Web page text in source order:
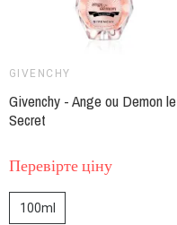
GIVENCHY
Givenchy - Ange ou Demon le
Secret
Перевірте ціну
100ml